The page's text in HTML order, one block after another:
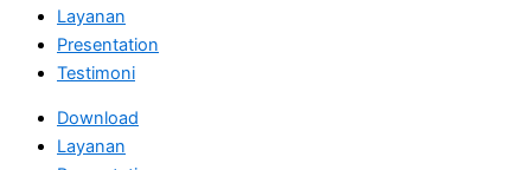
Layanan
Presentation
Testimoni
Download
Layanan